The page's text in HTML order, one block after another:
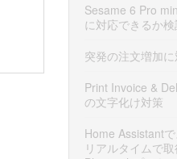
Sesame 6 Pro
に対応できるか検
突発の注文増加
Print Invoice &
の文字化け対策
Home Assistant
リアルタイムで